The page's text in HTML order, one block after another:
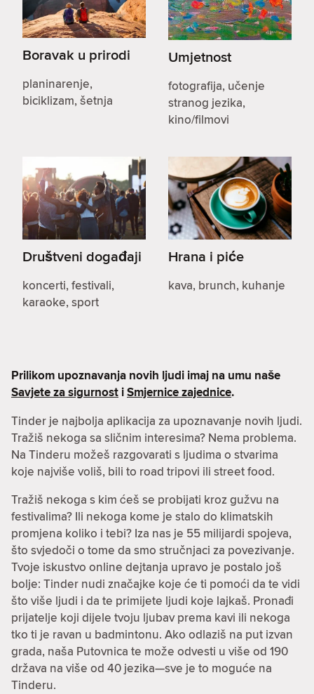
Boravak u prirodi
planinarenje,
biciklizam, šetnja
Umjetnost
fotografija, učenje
stranog jezika,
kino/filmovi
Društveni događaji
koncerti, festivali,
karaoke, sport
Hrana i piće
kava, brunch, kuhanje
Prilikom upoznavanja novih ljudi imaj na umu naše
Savjete za sigurnost iSmjernice zajednice.
Tinder je najbolja aplikacija za upoznavanje novih ljudi.
Tražiš nekoga sa sličnim interesima? Nema problema.
Na Tinderu možeš razgovarati s ljudima o stvarima
koje najviše voliš, bili to road tripovi ili street food.
Tražiš nekoga s kim ćeš se probijati kroz gužvu na
festivalima? Ili nekoga kome je stalo do klimatskih
promjena koliko i tebi? Iza nas je 55 milijardi spojeva,
što svjedoči o tome da smo stručnjaci za povezivanje.
Tvoje iskustvo online dejtanja upravo je postalo još
bolje: Tinder nudi značajke koje će ti pomoći da te vidi
što više ljudi i da te primijete ljudi koje lajkaš. Pronađi
prijatelje koji dijele tvoju ljubav prema kavi ili nekoga
tko ti je ravan u badmintonu. Ako odlaziš na put izvan
grada, naša Putovnica te može odvesti u više od 190
država na više od 40 jezika—sve je to moguće na
Tinderu.